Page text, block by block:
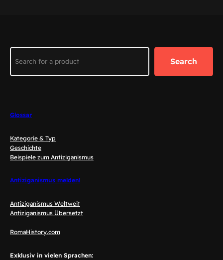
Search
Glossar
Kategorie & Typ
Geschichte
Beispiele zum Antiziganismus
Antiziganismus melden!
Antiziganismus Weltweit
Antiziganismus Übersetzt
RomaHistory.com
Exklusiv in vielen Sprachen: